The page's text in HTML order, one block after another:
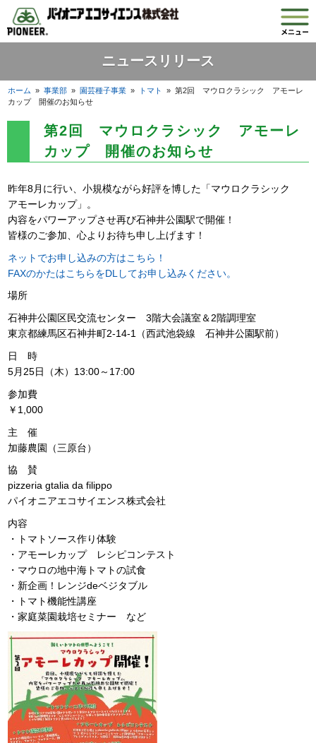
ニュースリリース
ホーム »事業部 »園芸種子事業 » トマト »第2回 マウロクラシック アモーレ
カップ 開催のお知らせ
第2回 マウロクラシック アモーレ
カップ 開催のお知らせ
昨年8月に行い、小規模ながら好評を博した「マウロクラシック
アモーレカップ」。
内容をパワーアップさせ再び石神井公園駅で開催！
皆様のご参加、心よりお待ち申し上げます！
ネットでお申し込みの方はこちら！
FAXのかたはこちらをDLしてお申し込みください。
場所
石神井公園区民交流センター 3階大会議室＆2階調理室
東京都練馬区石神井町2-14-1（西武池袋線 石神井公園駅前）
日 時
5月25日（木）13:00～17:00
参加費
￥1,000
主 催
加藤農園（三原台）
協 賛
pizzeria gtalia da filippo
パイオニアエコサイエンス株式会社
内容
・トマトソース作り体験
・アモーレカップ レシピコンテスト
・マウロの地中海トマトの試食
・新企画！レンジdeベジタブル
・トマト機能性講座
・家庭菜園栽培セミナー など